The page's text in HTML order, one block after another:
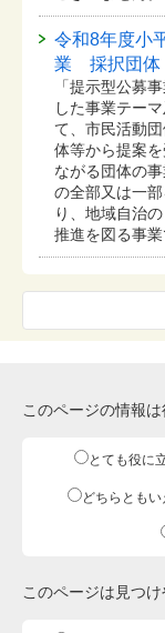
令和8年度小
業 採択団体
「提示型公募
した事業テー
て、市民活動
体等から提案
ながる団体の
の全部又は一
り、地域自治
推進を図る事業
このページの情報
とても役に
どちらとも
このページは見つ